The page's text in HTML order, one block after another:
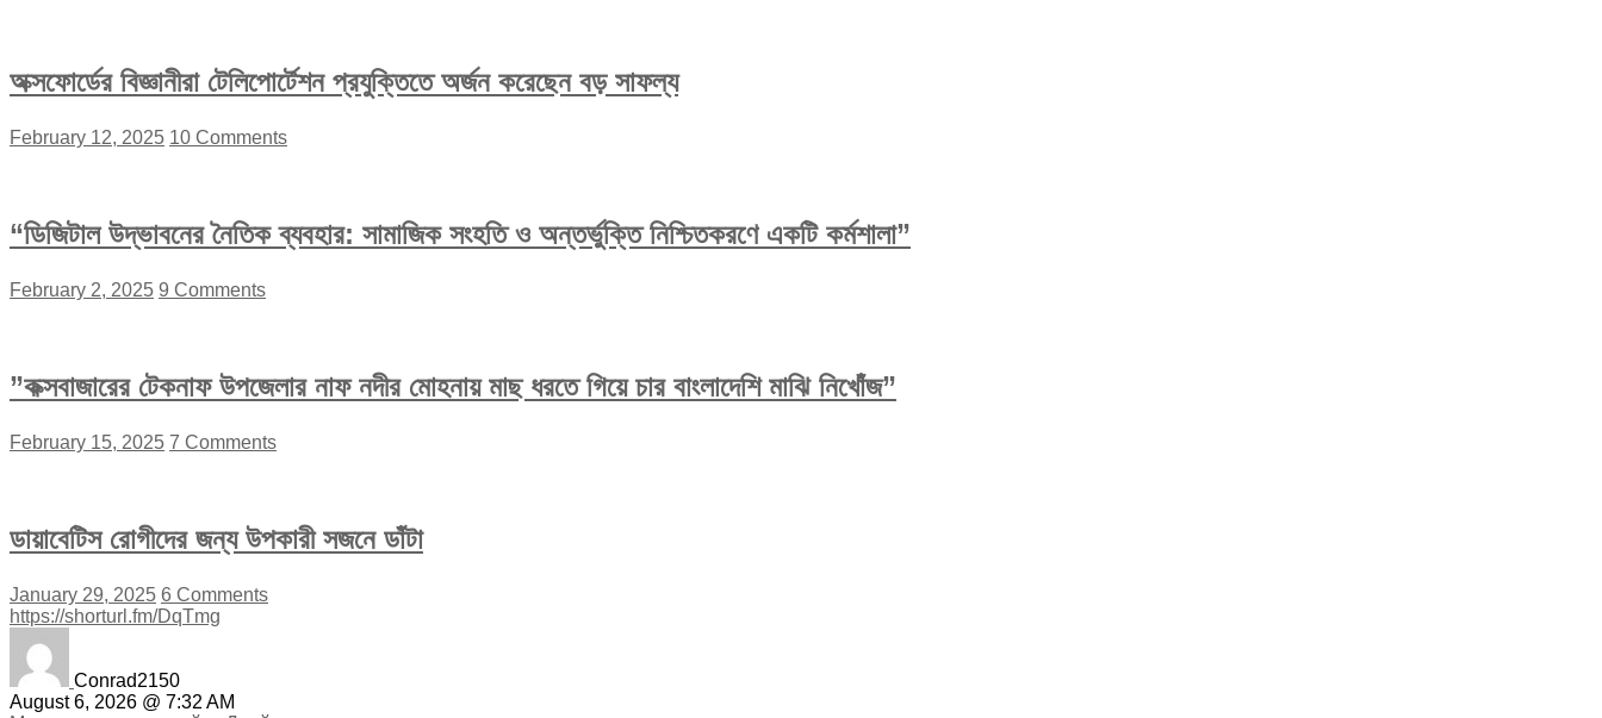
অক্সফোর্ডের বিজ্ঞানীরা টেলিপোর্টেশন প্রযুক্তিতে অর্জন করেছেন বড় সাফল্য
February 12, 2025 10 Comments
“ডিজিটাল উদ্ভাবনের নৈতিক ব্যবহার: সামাজিক সংহতি ও অন্তর্ভুক্তি নিশ্চিতকরণে একটি কর্মশালা”
February 2, 2025 9 Comments
”কক্সবাজারের টেকনাফ উপজেলার নাফ নদীর মোহনায় মাছ ধরতে গিয়ে চার বাংলাদেশি মাঝি নিখোঁজ”
February 15, 2025 7 Comments
ডায়াবেটিস রোগীদের জন্য উপকারী সজনে ডাঁটা
January 29, 2025 6 Comments
https://shorturl.fm/DqTmg
Conrad2150
August 6, 2026 @ 7:32 AM